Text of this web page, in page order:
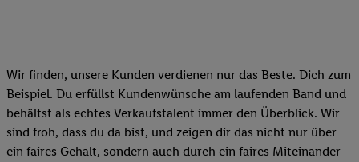
Wir finden, unsere Kunden verdienen nur das Beste. Dich zum
Beispiel. Du erfüllst Kundenwünsche am laufenden Band und
behältst als echtes Verkaufstalent immer den Überblick. Wir
sind froh, dass du da bist, und zeigen dir das nicht nur über
ein faires Gehalt, sondern auch durch ein faires Miteinander